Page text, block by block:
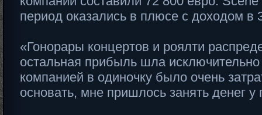
период оказались в плюсе с доходом в
«Гонорары концертов и роялти
остальная прибыль шла
компанией в одиночку было очень
основать, мне пришлось занять денег у